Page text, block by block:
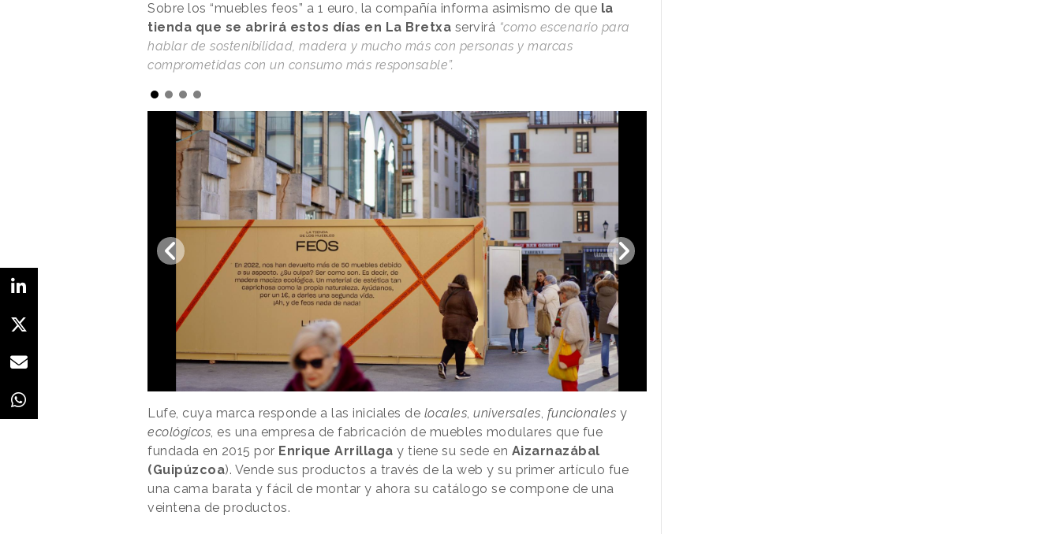
Sobre los “muebles feos” a 1 euro, la compañía informa asimismo de que la
tienda que se abrirá estos días en La Bretxa servirá “como escenario para
hablar de sostenibilidad, madera y mucho más con personas y marcas
comprometidas con un consumo más responsable”.
Lufe, cuya marca responde a las iniciales de locales, universales, funcionales y
ecológicos, es una empresa de fabricación de muebles modulares que fue
fundada en 2015 por Enrique Arrillaga y tiene su sede en Aizarnazábal
(Guipúzcoa). Vende sus productos a través de la web y su primer artículo fue
una cama barata y fácil de montar y ahora su catálogo se compone de una
veintena de productos.